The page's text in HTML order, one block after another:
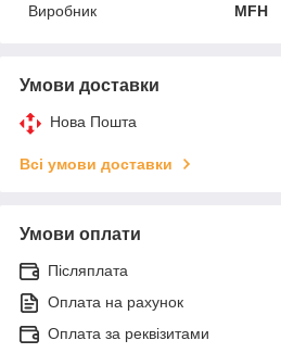
Виробник
MFH
Умови доставки
Нова Пошта
Всі умови доставки
Умови оплати
Післяплата
Оплата на рахунок
Оплата за реквізитами